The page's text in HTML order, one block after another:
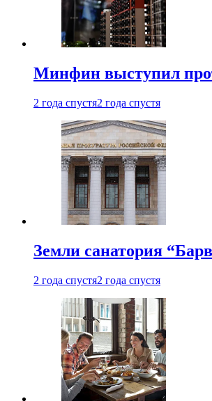
Минфин выступил
2 года спустя2 года спустя
Земли санатория
2 года спустя2 года спустя